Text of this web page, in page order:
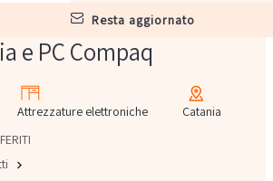
resta aggiornato
e PC Compaq
Attrezzature elettroniche
Catania